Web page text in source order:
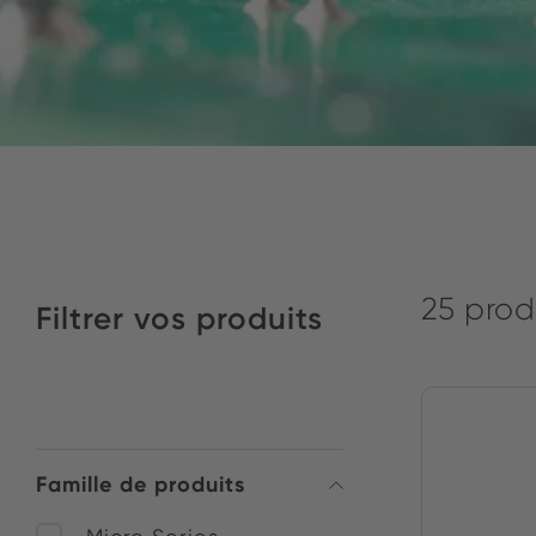
Filtrer vos produits
Famille de produits
25